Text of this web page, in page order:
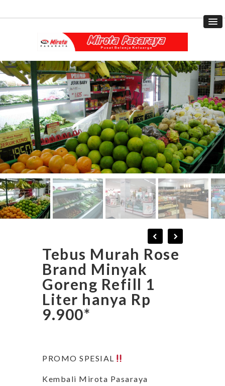
Tebus Murah Rose
Brand Minyak
Goreng Refill 1
Liter hanya Rp
9.900*
PROMO SPESIAL
Kembali Mirota Pasaraya